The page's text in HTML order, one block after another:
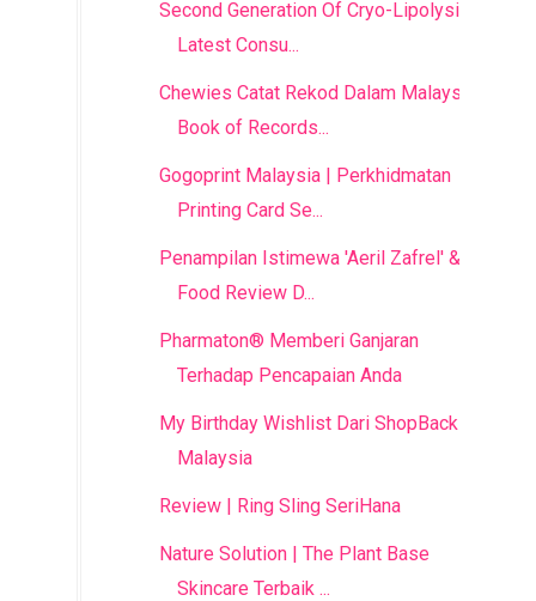
Second Generation Of Cryo-Lipolysis –
Latest Consu...
Chewies Catat Rekod Dalam Malaysia
Book of Records...
Gogoprint Malaysia | Perkhidmatan
Printing Card Se...
Penampilan Istimewa 'Aeril Zafrel' &
Food Review D...
Pharmaton® Memberi Ganjaran
Terhadap Pencapaian Anda
My Birthday Wishlist Dari ShopBack
Malaysia
Review | Ring Sling SeriHana
Nature Solution | The Plant Base
Skincare Terbaik ...